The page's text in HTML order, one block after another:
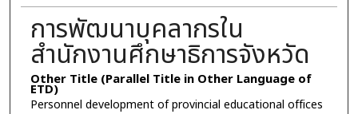
การพัฒนาบุคลากรใน
สำนักงานศึกษาธิการจังหวัด
Other Title (Parallel Title in Other Language of
ETD)
Personnel development of provincial educational offices